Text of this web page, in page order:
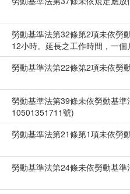
勞動基準法第32條第2項未依勞
12小時。延長之工作時間，一
勞動基準法第22條第2項未依勞
勞動基準法第39條未依勞動基
10501351711號)
勞動基準法第21條第1項未依勞
勞動基準法第24條未依勞動基